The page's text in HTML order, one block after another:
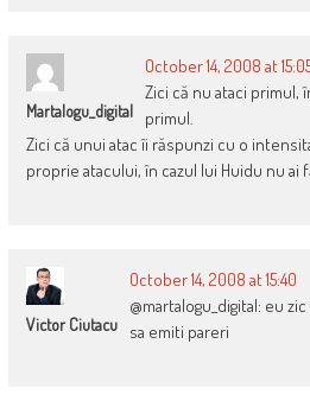
Martalogu_digital
October 14, 2008 at
Zici că nu ataci primul,
primul.
Zici că unui atac îi răspunzi cu o
proprie atacului, în cazul lui Huidu nu ai
Victor Ciutacu
October 14, 2008 at 15:40
@martalogu_digital: eu
sa emiti pareri